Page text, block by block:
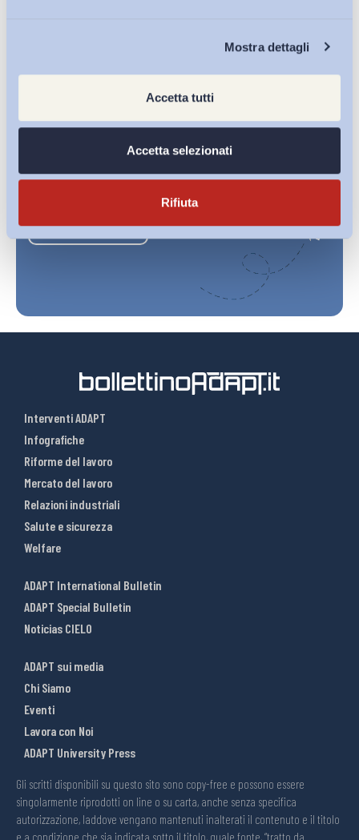
Mostra dettagli
Accetta tutti
Accetta selezionati
Rifiuta
Iscriviti
Interventi ADAPT
Infografiche
Riforme del lavoro
Mercato del lavoro
Relazioni industriali
Salute e sicurezza
Welfare
ADAPT International Bulletin
ADAPT Special Bulletin
Noticias CIELO
ADAPT sui media
Chi Siamo
Eventi
Lavora con Noi
ADAPT University Press
Gli scritti disponibili su questo sito sono copy-free e possono essere
singolarmente riprodotti on line o su carta, anche senza specifica
autorizzazione, laddove vengano mantenuti inalterati il contenuto e il titolo
e a condizione che sia indicata sotto il titolo, quale fonte, “tratto da